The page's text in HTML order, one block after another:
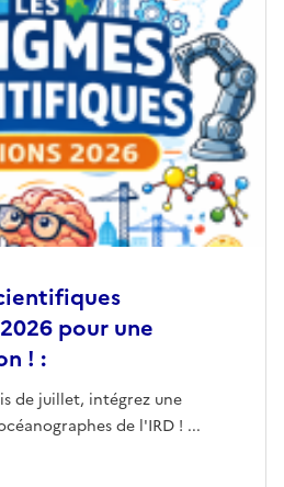
pour une
! :
de juillet, intégrez une
de l'IRD ! ...